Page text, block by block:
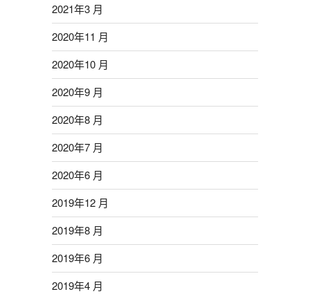
2021年3 月
2020年11 月
2020年10 月
2020年9 月
2020年8 月
2020年7 月
2020年6 月
2019年12 月
2019年8 月
2019年6 月
2019年4 月